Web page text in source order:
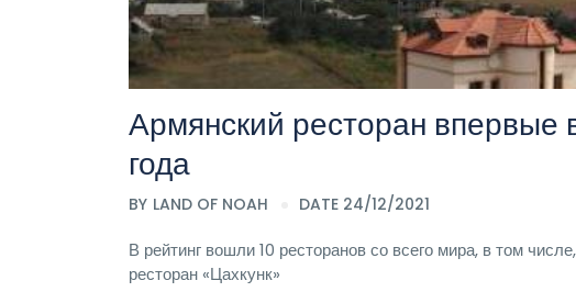
Армянский ресторан
года
BY LAND OF NOAH DATE 24/12/2021
В рейтинг вошли 10 ресторанов со всего мира, в том
ресторан «Цахкунк»